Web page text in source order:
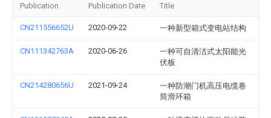
Publication Publication Date Title
CN211556652U 2020-09-22 一种新型箱式变电站结构
CN111342763A 2020-06-26
一种可自清洁式太阳能光
伏板
CN214280656U 2021-09-24
一种防潮门机高压电缆卷
筒滑环箱